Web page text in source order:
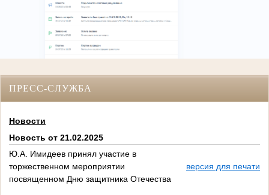
ПРЕСС-СЛУЖБА
Новости
Новость от 21.02.2025
Ю.А. Имидеев принял участие в
торжественном мероприятии
посвященном Дню защитника Отечества
версия для печати